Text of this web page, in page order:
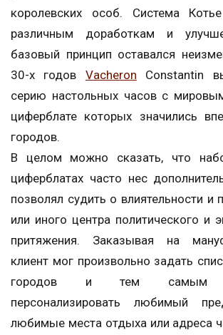
королевских особ. Система Котье
различным доработкам и
базовый принцип оставался
30-х годов Vacheron Constantin
серию настольных часов с
циферблате которых значились
городов.
В целом можно сказать, что
циферблатах часто нес
позволял судить о влиятельности и
или иного центра политического и
притяжения. Заказывая на
клиент мог произвольно задать
городов и тем самым
персонализировать любимый
любимые места отдыха или адреса